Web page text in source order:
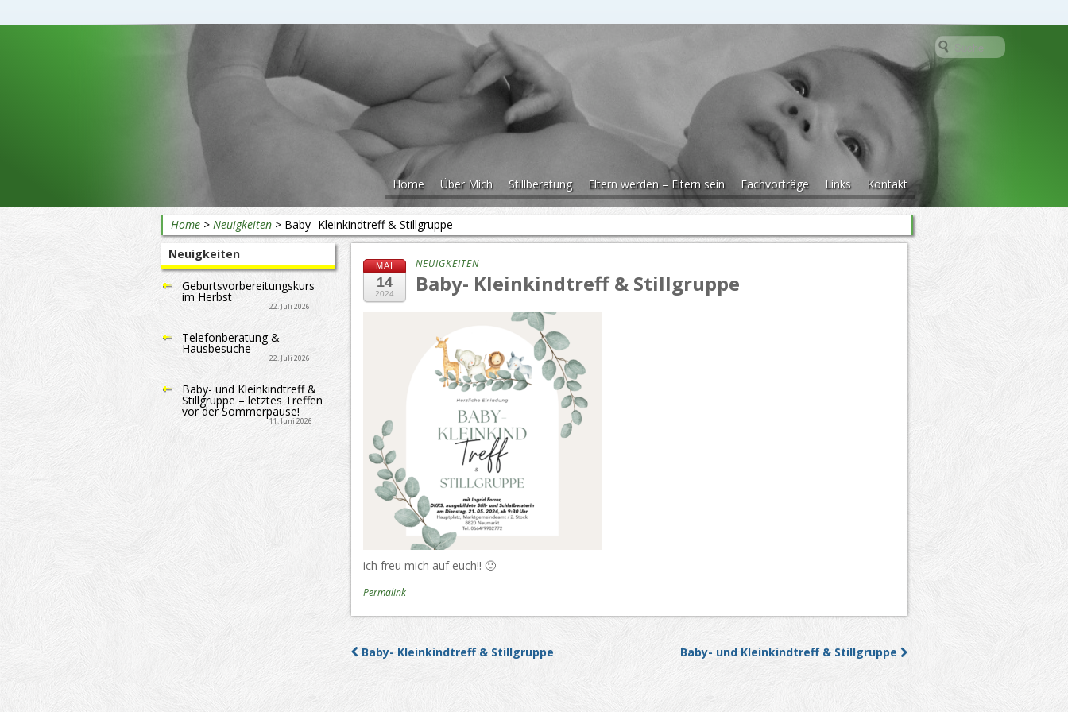
Home Über Mich Stillberatung Eltern werden – Eltern sein Fachvorträge Links Kontakt
Beratung rund ums Baby
Home> Neuigkeiten> Baby- Kleinkindtreff & Stillgruppe
MAI
14
2024
NEUIGKEITEN
Baby- Kleinkindtreff & Stillgruppe
ich freu mich auf euch!! 🙂
Permalink
Post navigation
Baby- Kleinkindtreff & Stillgruppe Baby- und Kleinkindtreff & Stillgruppe
Neuigkeiten
Geburtsvorbereitungskurs
im Herbst
22. Juli 2026
Telefonberatung &
Hausbesuche
22. Juli 2026
Baby- und Kleinkindtreff &
Stillgruppe – letztes Treffen
vor der Sommerpause!
11. Juni 2026